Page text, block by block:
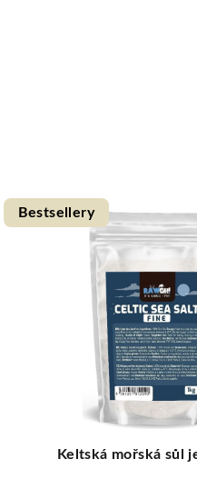
Bestsellery
Keltská mořská sůl